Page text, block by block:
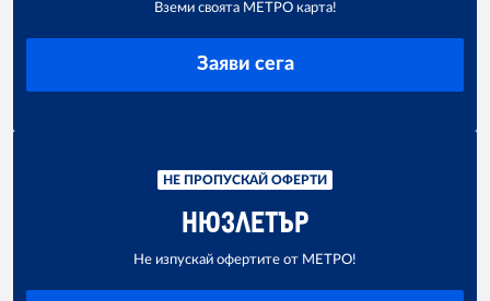
Вземи своята МЕТРО карта!
Заяви сега
НЕ ПРОПУСКАЙ ОФЕРТИ
НЮЗЛЕТЪР
Не изпускай офертите от МЕТРО!